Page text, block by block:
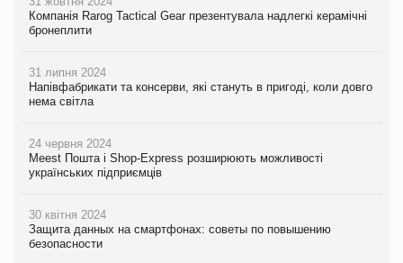
Компанія Rarog Tactical Gear презентувала надлегкі керамічні
бронеплити
31 липня 2024
Напівфабрикати та консерви, які стануть в пригоді, коли довго
нема світла
24 червня 2024
Meest Пошта і Shop-Express розширюють можливості
українських підприємців
30 квітня 2024
Защита данных на смартфонах: советы по повышению
безопасности